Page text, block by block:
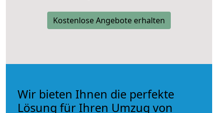
Kostenlose Angebote erhalten
Wir bieten Ihnen die perfekte
Lösung für Ihren Umzug von